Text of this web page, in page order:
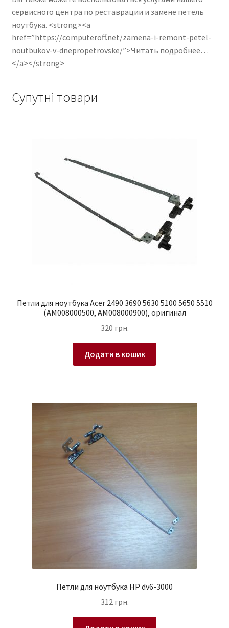
сервисного центра по реставрации и замене петель
ноутбука. <strong><a
href=”https://computeroff.net/zamena-i-remont-petel-
noutbukov-v-dnepropetrovske/”>Читать подробнее…
</a></strong>
Супутні товари
Петли для ноутбука Acer 2490 3690 5630 5100 5650 5510
(AM008000500, AM008000900), оригинал
320 грн.
Додати в кошик
Петли для ноутбука HP dv6-3000
312 грн.